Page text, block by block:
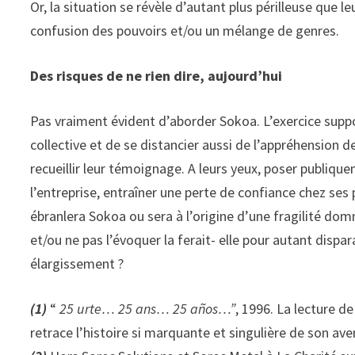
Or, la situation se révèle d’autant plus périlleuse que
confusion des pouvoirs et/ou un mélange de genres.
Des risques de ne rien dire, aujourd’hui
Pas vraiment évident d’aborder Sokoa. L’exercice
collective et de se distancier aussi de l’appréhension
recueillir leur témoignage. A leurs yeux, poser
l’entreprise, entraîner une perte de confiance chez
ébranlera Sokoa ou sera à l’origine d’une fragilité
et/ou ne pas l’évoquer la ferait- elle pour autant
élargissement ?
(1) “ 25 urte… 25 ans… 25 años…”, 1996. La lecture
retrace l’histoire si marquante et singulière de son